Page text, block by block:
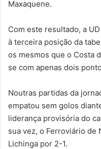
Maxaquene.
Com este resultado, a
à terceira posição da
os mesmos que o Costa
se com apenas dois
Noutras partidas da
empatou sem golos
liderança provisória do
sua vez, o Ferroviário de
Lichinga por 2-1.